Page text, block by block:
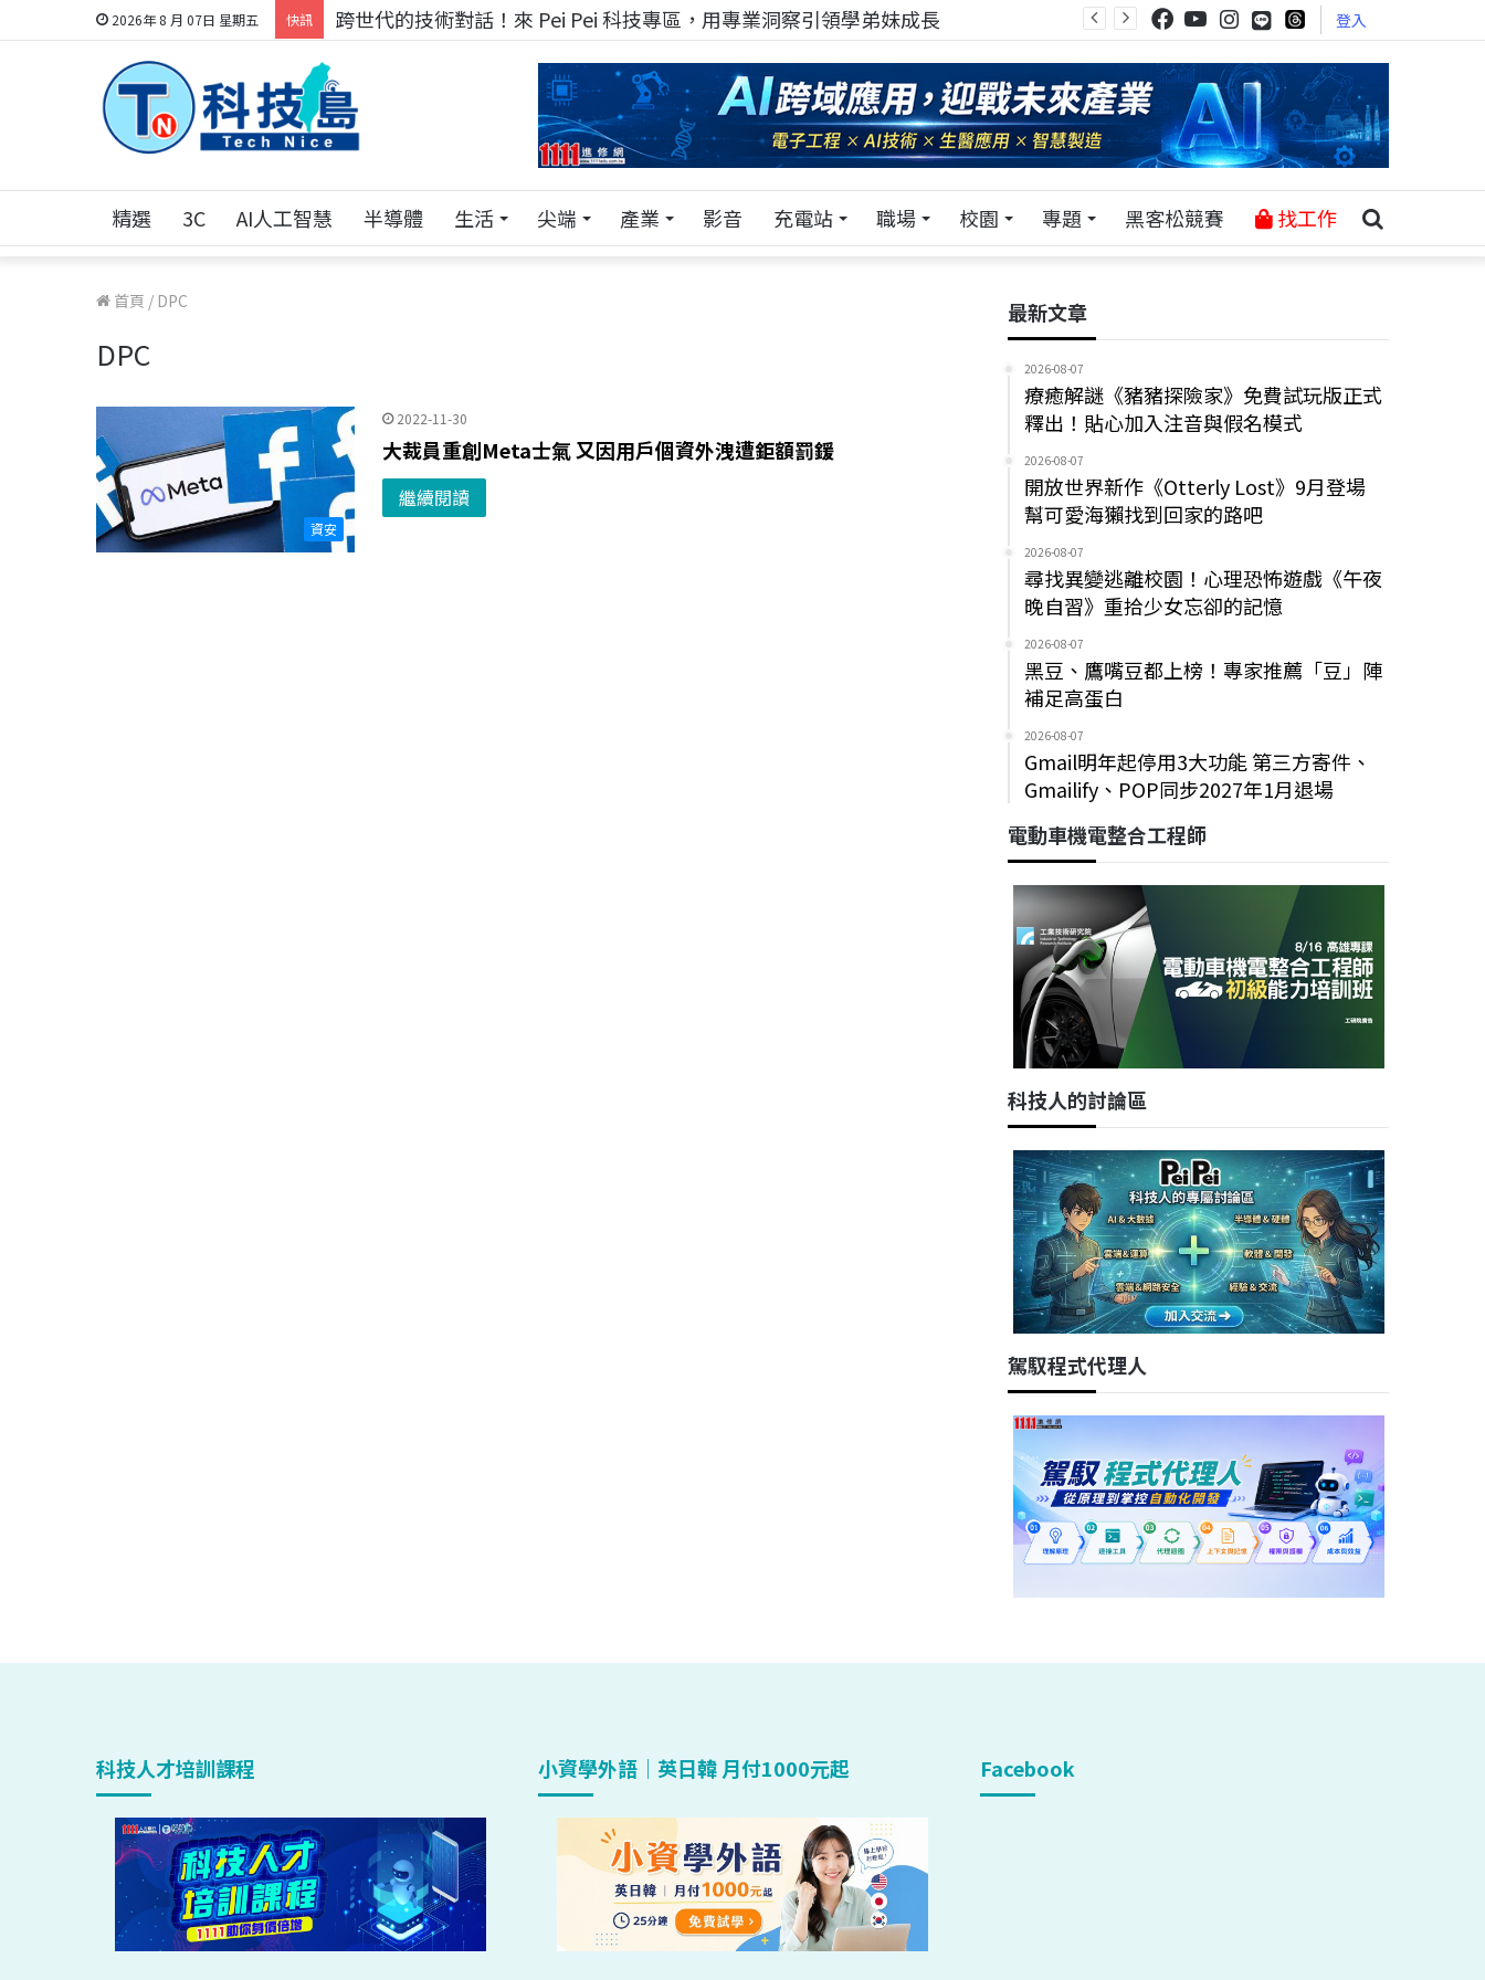
2026年 8 月 07日 星期五 快訊 跨世代的技術對話！來 Pei Pei 科技專區，用專業洞察引領學弟妹成長 登入
精選 3C AI人工智慧 半導體 生活 尖端 產業 影音 充電站 職場 校園 專題 黑客松競賽 找工作
首頁 / DPC
DPC
資安
2022-11-30
大裁員重創Meta士氣 又因用戶個資外洩遭鉅額罰鍰
繼續閱讀
最新文章
2026-08-07
療癒解謎《豬豬探險家》免費試玩版正式
釋出！貼心加入注音與假名模式
2026-08-07
開放世界新作《Otterly Lost》9月登場
幫可愛海獺找到回家的路吧
2026-08-07
尋找異變逃離校園！心理恐怖遊戲《午夜
晚自習》重拾少女忘卻的記憶
2026-08-07
黑豆、鷹嘴豆都上榜！專家推薦「豆」陣
補足高蛋白
2026-08-07
Gmail明年起停用3大功能 第三方寄件、
Gmailify、POP同步2027年1月退場
電動車機電整合工程師
科技人的討論區
駕馭程式代理人
科技人才培訓課程 小資學外語｜英日韓 月付1000元起 Facebook